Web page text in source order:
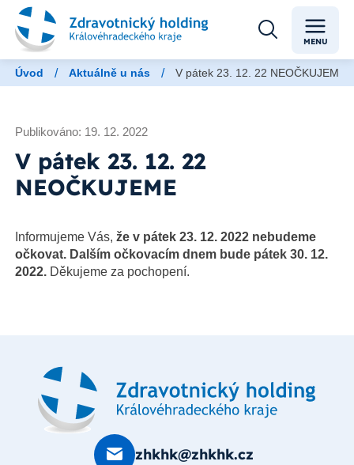
MENU
Úvod / Aktuálně u nás / V pátek 23. 12. 22 NEOČKUJEME
Publikováno: 19. 12. 2022
V pátek 23. 12. 22
NEOČKUJEME
Informujeme Vás, že v pátek 23. 12. 2022 nebudeme
očkovat. Dalším očkovacím dnem bude pátek 30. 12.
2022. Děkujeme za pochopení.
zhkhk@zhkhk.cz